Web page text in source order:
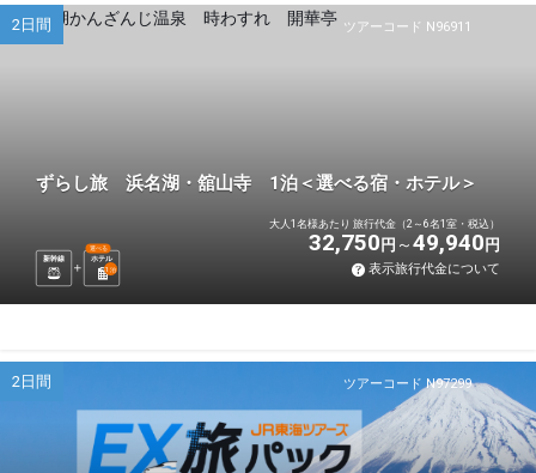
ツアーコード N96911
2日間
ずらし旅 浜名湖・舘山寺 1泊＜選べる宿・ホテル＞
新幹線 ホテル
選べる
1 泊
大人1名様あたり 旅行代金（2～6名1室・税込）
32,750 円 49,940 円
表示旅行代金について
ツアーコード N97299
2日間